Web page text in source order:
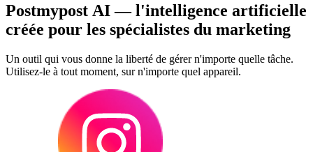
Postmypost AI — l'intelligence artificielle
créée pour les spécialistes du marketing
Un outil qui vous donne la liberté de gérer n'importe quelle tâche.
Utilisez-le à tout moment, sur n'importe quel appareil.